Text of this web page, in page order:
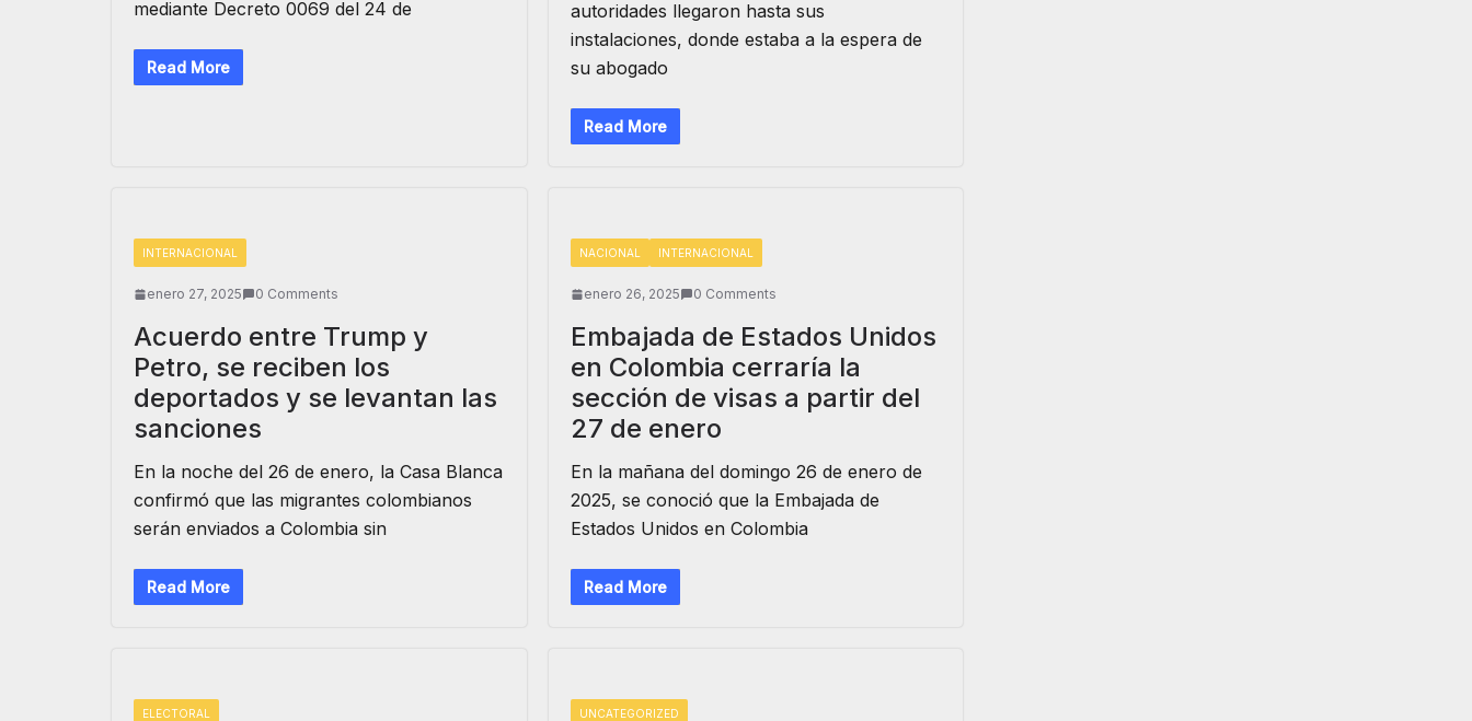
mediante Decreto 0069 del 24 de
Read More
autoridades llegaron hasta sus
instalaciones, donde estaba a la espera de
su abogado
Read More
INTERNACIONAL
enero 27, 2025 0 Comments
Acuerdo entre Trump y
Petro, se reciben los
deportados y se levantan las
sanciones
En la noche del 26 de enero, la Casa Blanca
confirmó que las migrantes colombianos
serán enviados a Colombia sin
Read More
NACIONAL INTERNACIONAL
enero 26, 2025 0 Comments
Embajada de Estados Unidos
en Colombia cerraría la
sección de visas a partir del
27 de enero
En la mañana del domingo 26 de enero de
2025, se conoció que la Embajada de
Estados Unidos en Colombia
Read More
ELECTORAL UNCATEGORIZED